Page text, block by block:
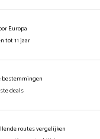
Europa
tot 11 jaar
bestemmingen
deals
routes vergelijken